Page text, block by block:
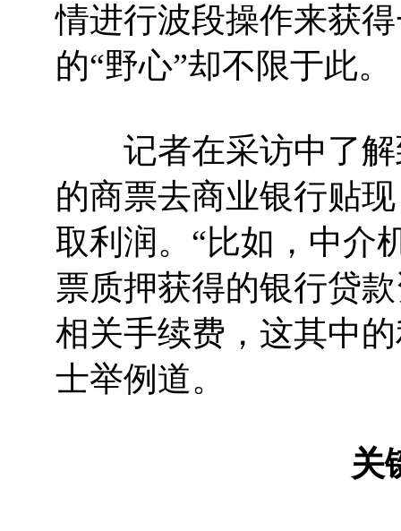
情进行波段操作来获
的“野心”却不限于此。
记者在采访中了解
的商票去商业银行贴
取利润。“比如，中介
票质押获得的银行贷
相关手续费，这其中
士举例道。
关